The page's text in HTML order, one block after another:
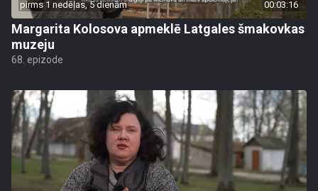
pirms 1 nedēļas, 5 dienām 00:03:16
Margarita Kolosova apmeklē Latgales šmakovkas
muzeju
68. epizode